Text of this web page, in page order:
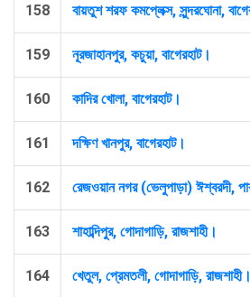
158 বায়তুশ শরফ কমপ্লেক্স, ‍সুন্দরঘোনা,
159 নূরজাহানপুর, কচুয়া, বাগেরহাট।
160 কাদির খোলা, বাগেরহাট।
161 দক্ষিণ খানপুর, বাগেরহাট।
162 রেজওয়ান নগর (ভেলুপাড়া) ঈশ্বরদী,
163 শাহাব্দিপুর, গোদাগাড়ি, রাজশাহী।
164 খেতুল, প্রেমতলী, গোদাগাড়ি, রাজশাহী।